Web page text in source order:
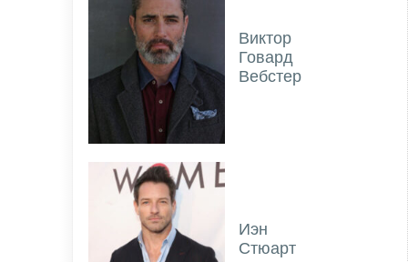
Виктор
Говард
Вебстер
Иэн
Стюарт